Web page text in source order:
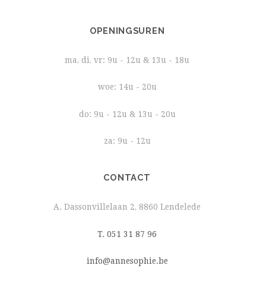
OPENINGSUREN
ma, di, vr: 9u - 12u & 13u - 18u
woe: 14u - 20u
do: 9u - 12u & 13u - 20u
za: 9u - 12u
CONTACT
A. Dassonvillelaan 2, 8860 Lendelede
T. 051 31 87 96
info@annesophie.be